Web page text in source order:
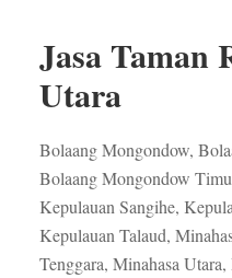
Jasa Taman
Utara
Bolaang Mongondow,
Bolaang Mongondow
Kepulauan Sangihe,
Kepulauan Talaud,
Tenggara, Minahasa